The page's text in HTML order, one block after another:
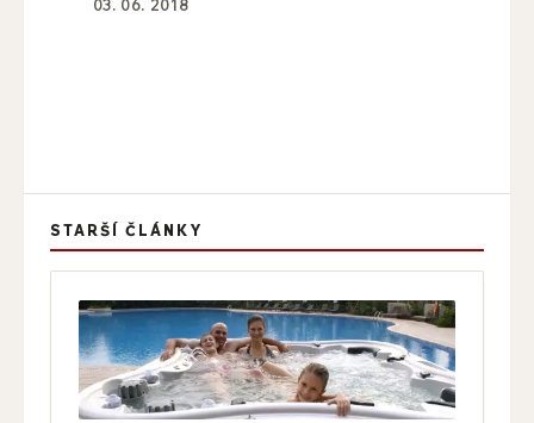
03. 06. 2018
STARŠÍ ČLÁNKY